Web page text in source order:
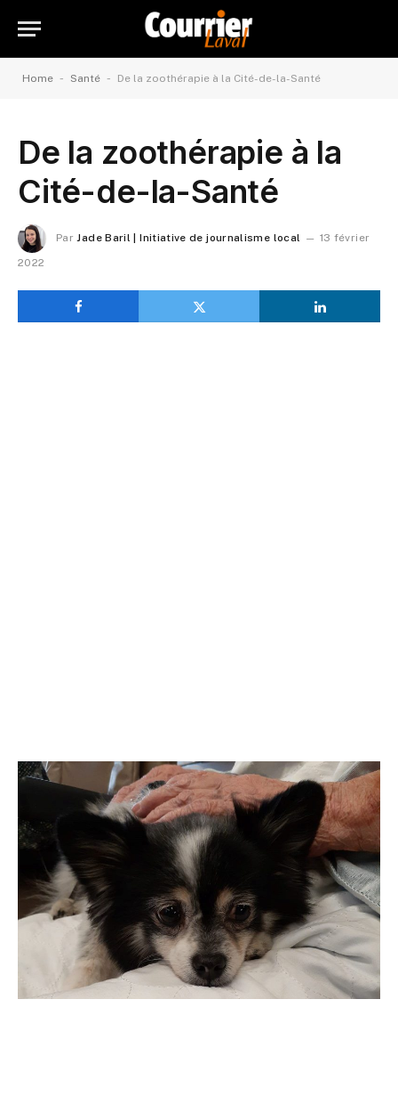
Home - Santé - De la zoothérapie à la Cité-de-la-Santé
De la zoothérapie à la
Cité-de-la-Santé
Par Jade Baril | Initiative de journalisme local
13 février
2022